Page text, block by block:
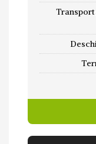
Transport